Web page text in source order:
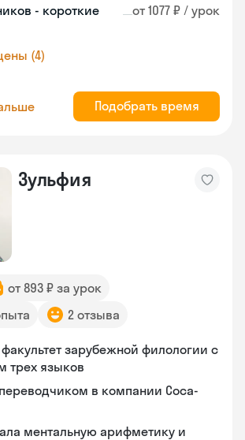
- короткие
от 1077 ₽ / урок
(4)
Подобрать время
Зульфия
от 893 ₽ за урок
2 отзыва
зарубежной филологии с
трех языков
в компании Coca-
ментальную арифметику и